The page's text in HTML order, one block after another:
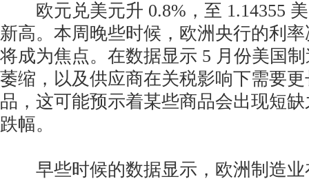
欧元兑美元升 0.8%，至 1.14355 美
新高。本周晚些时候，欧洲央行的利
将成为焦点。在数据显示 5 月份美国
萎缩，以及供应商在关税影响下需要
品，这可能预示着某些商品会出现短
跌幅。
早些时候的数据显示，欧洲制造业